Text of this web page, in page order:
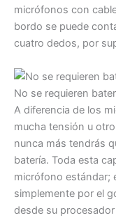
micrófonos con
bordo se puede
cuatro dedos, por
No se requieren
A diferencia de los
mucha tensión u
nunca más tendrás
batería. Toda esta
micrófono estándar;
simplemente por el
desde su procesador